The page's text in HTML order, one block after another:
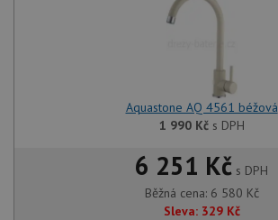
Aquastone AQ 4561 béžová
1 990 Kčs DPH
6 251 Kč s DPH
Běžná cena: 6 580 Kč
Sleva: 329 Kč